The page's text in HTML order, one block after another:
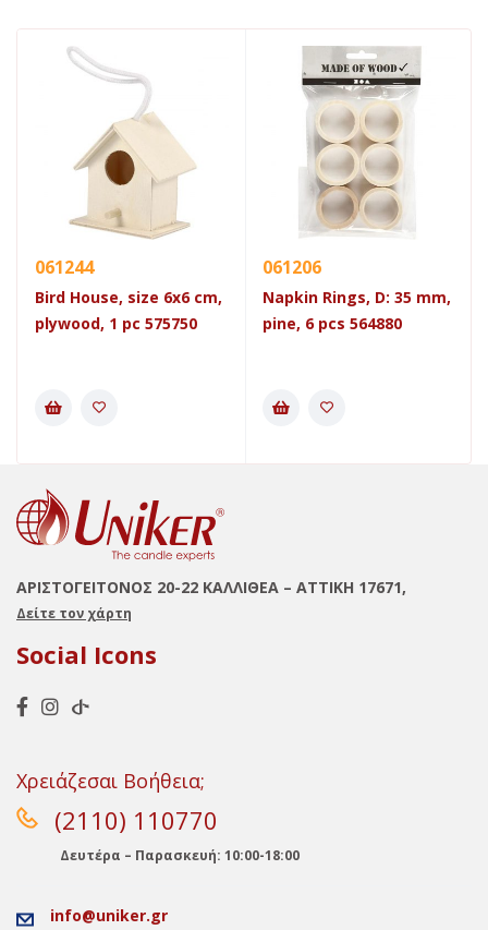
061244
Bird House, size 6x6 cm,
plywood, 1 pc 575750
061206
Napkin Rings, D: 35 mm,
pine, 6 pcs 564880
ΑΡΙΣΤΟΓΕΙΤΟΝΟΣ 20-22 ΚΑΛΛΙΘΕΑ – ΑΤΤΙΚΗ 17671,
Δείτε τον χάρτη
Social Icons
Χρειάζεσαι Βοήθεια;
(2110) 110770
Δευτέρα – Παρασκευή: 10:00-18:00
info@uniker.gr